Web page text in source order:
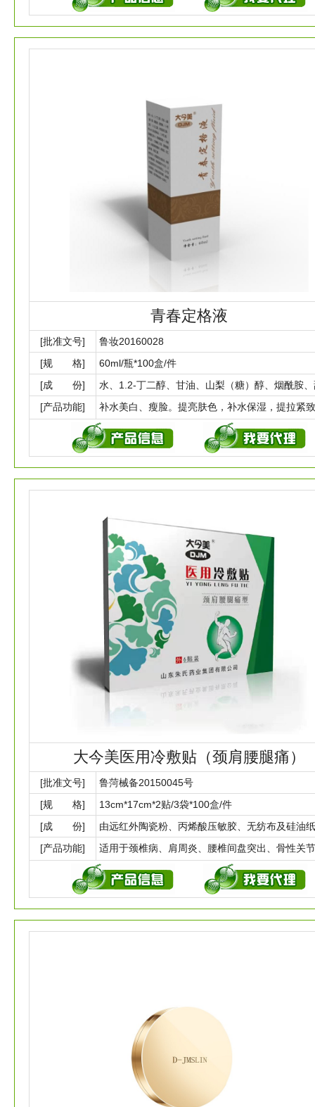
青春定格液
[批准文号]
鲁妆20160028
[规 格]
60ml/瓶*100盒/件
[成 份]
[产品功能]
大今美医用冷敷贴（颈肩腰腿痛）
[批准文号]
鲁菏械备20150045号
[规 格]
13cm*17cm*2贴/3袋*100盒/件
[成 份]
由远红外陶瓷粉、丙烯酸压敏胶、无纺布及硅油
[产品功能]